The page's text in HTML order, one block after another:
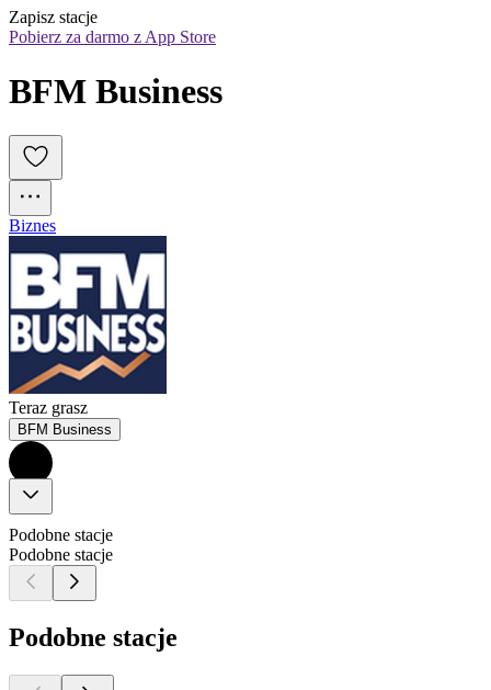
Zapisz stacje
Pobierz za darmo z App Store
BFM Business
Biznes
Teraz grasz
BFM Business
Podobne stacje
Podobne stacje
Podobne stacje